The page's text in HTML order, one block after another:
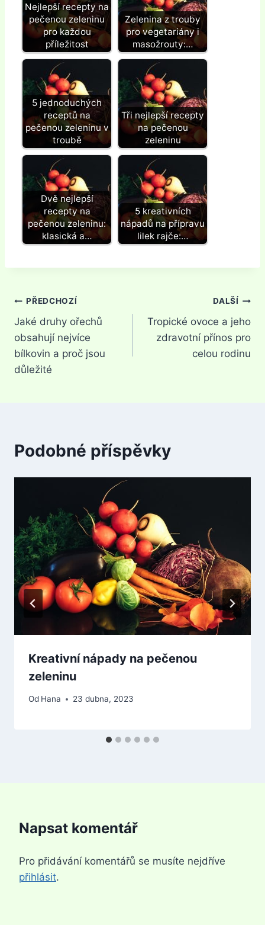
Nejlepší recepty na
pečenou zeleninu
pro každou
příležitost
Zelenina z trouby
pro vegetariány i
masožrouty:…
5 jednoduchých
receptů na
pečenou zeleninu v
troubě
Tři nejlepší recepty
na pečenou
zeleninu
Dvě nejlepší
recepty na
pečenou zeleninu:
klasická a…
5 kreativních
nápadů na přípravu
lilek rajče:…
Navigace
pro
příspěvek
PŘEDCHOZÍ
Jaké druhy ořechů
obsahují nejvíce
bílkovin a proč jsou
důležité
DALŠÍ
Tropické ovoce a jeho
zdravotní přínos pro
celou rodinu
Podobné příspěvky
Kreativní nápady na pečenou
zeleninu
Od Hana 23 dubna, 2023
Napsat komentář
Pro přidávání komentářů se musíte nejdříve
přihlásit.